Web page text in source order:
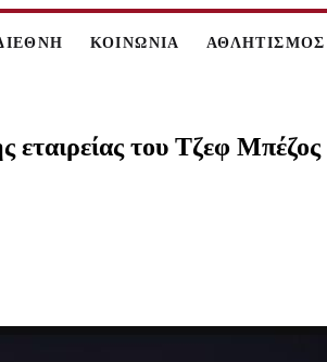
ΚΟΙΝΩΝΙΑ ΑΘΛΗΤΙΣΜΟΣ
του Τζεφ Μπέζος